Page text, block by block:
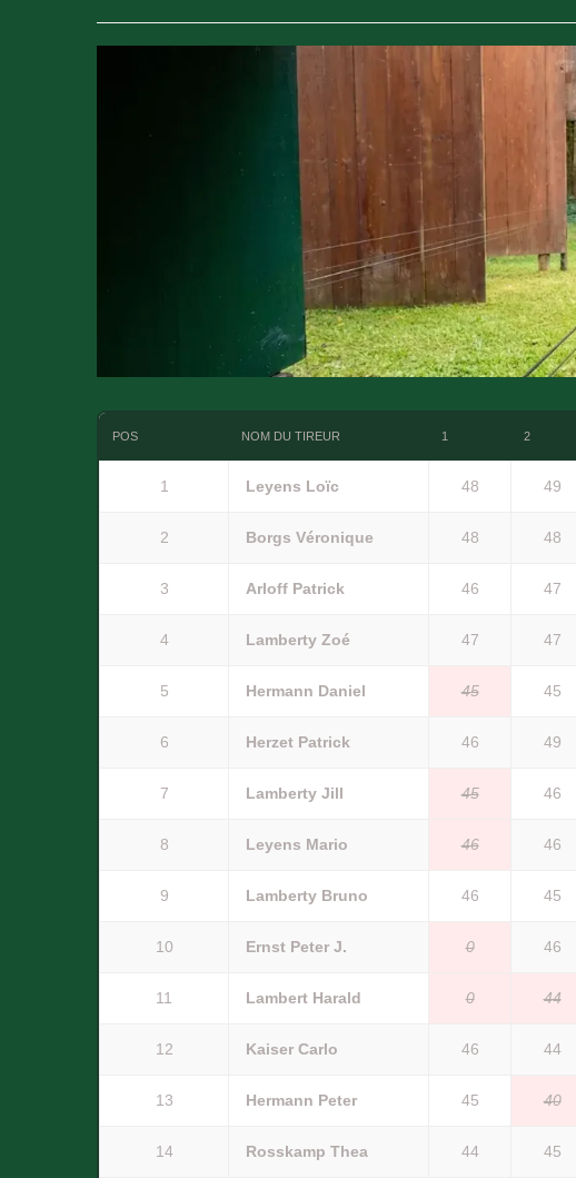
POS NOM DU TIREUR 1 2
1 Leyens Loïc 48 49
2 Borgs Véronique 48 48
3 Arloff Patrick 46 47
4 Lamberty Zoé 47 47
5 Hermann Daniel 45 45
6 Herzet Patrick 46 49
7 Lamberty Jill 45 46
8 Leyens Mario 46 46
9 Lamberty Bruno 46 45
10 Ernst Peter J. 0 46
11 Lambert Harald 0 44
12 Kaiser Carlo 46 44
13 Hermann Peter 45 40
14 Rosskamp Thea 44 45